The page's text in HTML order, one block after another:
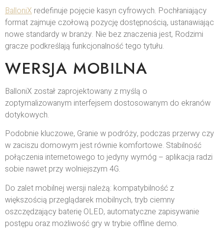
BalloniX redefinuje pojęcie kasyn cyfrowych. Pochłaniający
format zajmuje czołową pozycję dostępnością, ustanawiając
nowe standardy w branży. Nie bez znaczenia jest, Rodzimi
gracze podkreślają funkcjonalność tego tytułu.
WERSJA MOBILNA
BalloniX został zaprojektowany z myślą o
zoptymalizowanym interfejsem dostosowanym do ekranów
dotykowych.
Podobnie kluczowe, Granie w podróży, podczas przerwy czy
w zaciszu domowym jest równie komfortowe. Stabilność
połączenia internetowego to jedyny wymóg – aplikacja radzi
sobie nawet przy wolniejszym 4G.
Do zalet mobilnej wersji należą: kompatybilność z
większością przeglądarek mobilnych, tryb ciemny
oszczędzający baterię OLED, automatyczne zapisywanie
postępu oraz możliwość gry w trybie offline demo.